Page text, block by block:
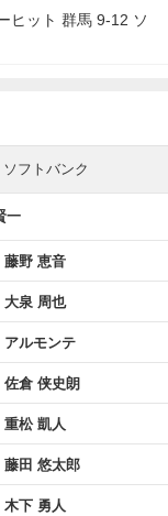
ヒット 群馬 9-12 ソ
ソフトバンク
一
藤野 恵音
大泉 周也
アルモンテ
佐倉 侠史朗
重松 凱人
藤田 悠太郎
木下 勇人